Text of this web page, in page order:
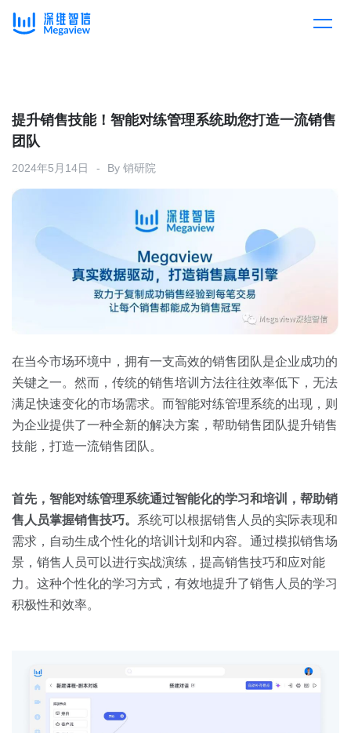
产品总览
产品集成
解决方案
按行业
教育
房地产
金融
按角色
销售人员
销售管理
按业务场景
交易跟进
客户案例
定价
资源中心
全部
白皮书
关于我们
预约演示
提升销售技能！智能对练管理系统助您打造一流销售
团队
2024年5月14日 By 销研院
在当今市场环境中，拥有一支高效的销售团队是企业成功的
关键之一。然而，传统的销售培训方法往往效率低下，无法
满足快速变化的市场需求。而智能对练管理系统的出现，则
为企业提供了一种全新的解决方案，帮助销售团队提升销售
技能，打造一流销售团队。
首先，智能对练管理系统通过智能化的学习和培训，帮助销
售人员掌握销售技巧。 系统可以根据销售人员的实际表现和
需求，自动生成个性化的培训计划和内容。通过模拟销售场
景，销售人员可以进行实战演练，提高销售技巧和应对能
力。这种个性化的学习方式，有效地提升了销售人员的学习
积极性和效率。